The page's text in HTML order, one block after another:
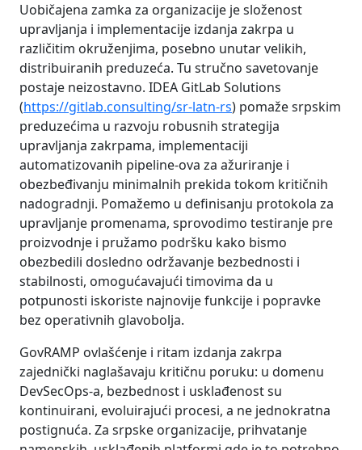
Uobičajena zamka za organizacije je složenost
upravljanja i implementacije izdanja zakrpa u
različitim okruženjima, posebno unutar velikih,
distribuiranih preduzeća. Tu stručno savetovanje
postaje neizostavno. IDEA GitLab Solutions
(https://gitlab.consulting/sr-latn-rs) pomaže srpskim
preduzećima u razvoju robusnih strategija
upravljanja zakrpama, implementaciji
automatizovanih pipeline-ova za ažuriranje i
obezbeđivanju minimalnih prekida tokom kritičnih
nadogradnji. Pomažemo u definisanju protokola za
upravljanje promenama, sprovodimo testiranje pre
proizvodnje i pružamo podršku kako bismo
obezbedili dosledno održavanje bezbednosti i
stabilnosti, omogućavajući timovima da u
potpunosti iskoriste najnovije funkcije i popravke
bez operativnih glavobolja.
GovRAMP ovlašćenje i ritam izdanja zakrpa
zajednički naglašavaju kritičnu poruku: u domenu
DevSecOps-a, bezbednost i usklađenost su
kontinuirani, evoluirajući procesi, a ne jednokratna
postignuća. Za srpske organizacije, prihvatanje